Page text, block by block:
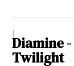
|
Diamine
Twilight